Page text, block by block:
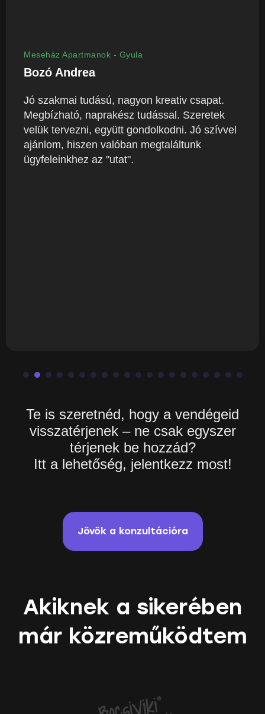
Bozó Andrea
Meseház Apartmanok - Gyula
Jó szakmai tudású, nagyon kreativ csapat.
Megbízható, naprakész tudással. Szeretek
velük tervezni, együtt gondolkodni. Jó szívvel
ajánlom, hiszen valóban megtaláltunk
ügyfeleinkhez az "utat".
Te is szeretnéd, hogy a vendégeid
visszatérjenek – ne csak egyszer
térjenek be hozzád?
Itt a lehetőség, jelentkezz most!
Jövök a konzultációra
Akiknek a sikerében
már közreműködtem